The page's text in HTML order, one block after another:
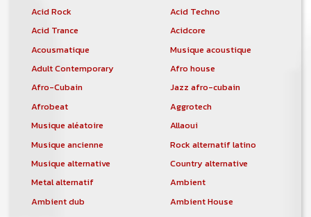
Acid Rock
Acid Techno
Acid Trance
Acidcore
Acousmatique
Musique acoustique
Adult Contemporary
Afro house
Afro-Cubain
Jazz afro-cubain
Afrobeat
Aggrotech
Musique aléatoire
Allaoui
Musique ancienne
Rock alternatif latino
Musique alternative
Country alternative
Metal alternatif
Ambient
Ambient dub
Ambient House